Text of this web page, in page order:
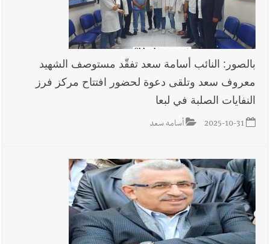
بالصور: النائب أسامة سعد تفقّد مستوصف الشهيد
معروف سعد وتلقى دعوة لحضور افتتاح مركز فرز
النفايات الصلبة في لبعا
2025-10-31 أسامه سعد